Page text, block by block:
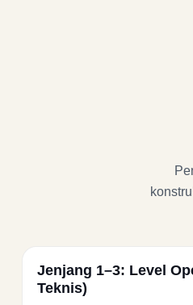
Jenjang 1–3: Level
Teknis)